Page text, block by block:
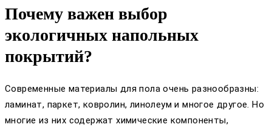
Почему важен выбор
экологичных напольных
покрытий?
Современные материалы для пола очень разнообразны:
ламинат, паркет, ковролин, линолеум и многое другое. Но
многие из них содержат химические компоненты,